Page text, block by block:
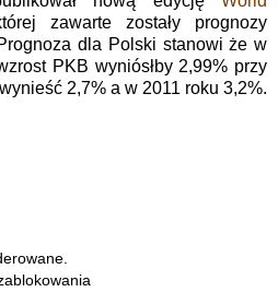
zawarte zostały prognozy
dla Polski stanowi że w
PKB wyniósłby 2,99% przy
2,7% a w 2011 roku 3,2%.